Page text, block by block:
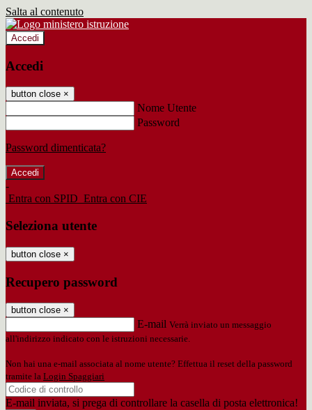
Salta al contenuto
Accedi
Accedi
button close ×
Nome Utente
Password
Password dimenticata?
-
Entra con SPID Entra con CIE
Seleziona utente
button close ×
Recupero password
button close ×
E-mail Verrà inviato un messaggio
all'indirizzo indicato con le istruzioni necessarie.
Non hai una e-mail associata al nome utente? Effettua il reset della password
tramite la Login Spaggiari
E-mail inviata, si prega di controllare la casella di posta elettronica!